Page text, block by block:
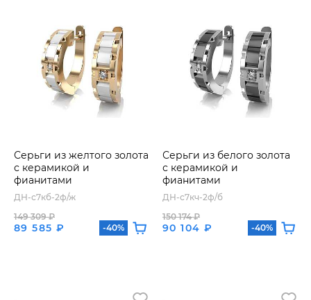
Серьги из желтого золота
с керамикой и
фианитами
ДН-с7кб-2ф/ж
89 585 ₽
149 309 ₽
-40%
Серьги из белого золота
с керамикой и
фианитами
ДН-с7кч-2ф/б
90 104 ₽
150 174 ₽
-40%